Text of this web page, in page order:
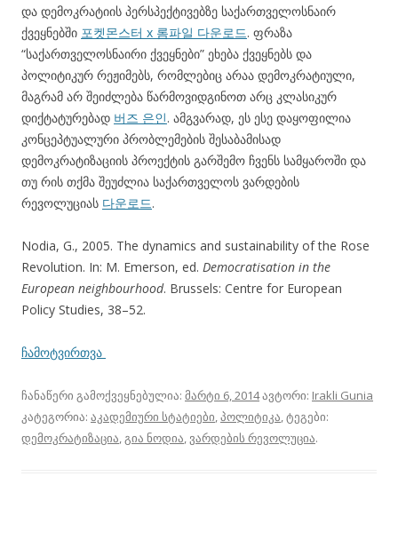
და დემოკრატიის პერსპექტივებზე საქართველოსნაირ
ქვეყნებში 포켓몬스터 x 롬파일 다운로드. ფრაზა
“საქართველოსნაირი ქვეყნები” ეხება ქვეყნებს და
პოლიტიკურ რეჟიმებს, რომლებიც არაა დემოკრატიული,
მაგრამ არ შეიძლება წარმოვიდგინოთ არც კლასიკურ
დიქტატურებად 버즈 은인. ამგვარად, ეს ესე დაყოფილია
კონცეპტუალური პრობლემების შესაბამისად
დემოკრატიზაციის პროექტის გარშემო ჩვენს სამყაროში და
თუ რის თქმა შეუძლია საქართველოს ვარდების
რევოლუციას 다운로드.
Nodia, G., 2005. The dynamics and sustainability of the Rose
Revolution. In: M. Emerson, ed. Democratisation in the
European neighbourhood. Brussels: Centre for European
Policy Studies, 38–52.
ჩამოტვირთვა
ჩანაწერი გამოქვეყნებულია: მარტი 6, 2014ავტორი: Irakli Gunia
კატეგორია: აკადემიური სტატიები,პოლიტიკა, ტეგები:
დემოკრატიზაცია,გია ნოდია,ვარდების რევოლუცია.